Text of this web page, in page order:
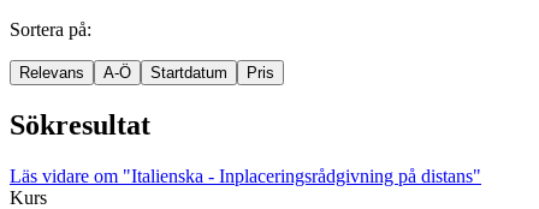
Sortera på:
Relevans A-Ö Startdatum Pris
Sökresultat
Läs vidare om "Italienska - Inplaceringsrådgivning på distans"
Kurs